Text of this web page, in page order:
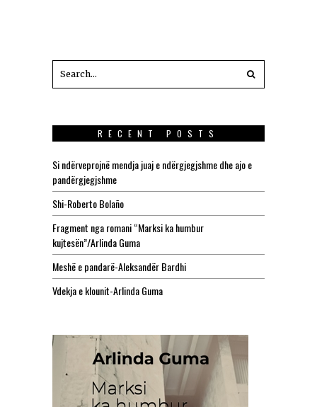
RECENT POSTS
Si ndërveprojnë mendja juaj e ndërgjegjshme dhe ajo e
pandërgjegjshme
Shi-Roberto Bolaño
Fragment nga romani “Marksi ka humbur
kujtesën”/Arlinda Guma
Meshë e pandarë-Aleksandër Bardhi
Vdekja e klounit-Arlinda Guma